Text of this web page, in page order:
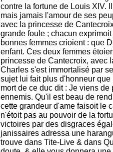
contre la fortune de Louis XIV.
mais jamais l'amour de ses
avec la princesse de
grande foule ; chacun
bonnes femmes crioient : que
enfant. Ces deux femmes
princesse de Cantecroix, avec
Charles s'est immortalisé par
sujet lui fait plus d'honneur
mort de ce duc dit : Je viens
ennemis. Qu'il est beau de
cette grandeur d'ame faisoit le
n'étoit pas au pouvoir de la
victoires par des disgraces
janissaires adressa une
trouve dans Tite-Live & dans